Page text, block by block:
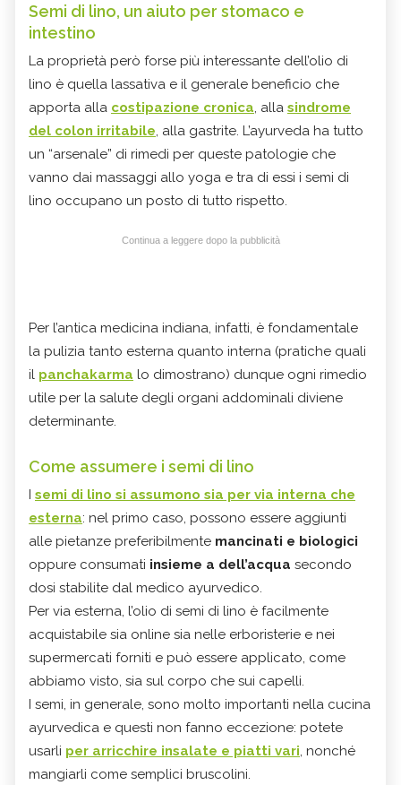
Semi di lino, un aiuto per stomaco e
intestino
La proprietà però forse più interessante dell’olio di
lino è quella lassativa e il generale beneficio che
apporta alla costipazione cronica, alla sindrome
del colon irritabile, alla gastrite. L’ayurveda ha tutto
un “arsenale” di rimedi per queste patologie che
vanno dai massaggi allo yoga e tra di essi i semi di
lino occupano un posto di tutto rispetto.
Continua a leggere dopo la pubblicità
Per l’antica medicina indiana, infatti, è fondamentale
la pulizia tanto esterna quanto interna (pratiche quali
il panchakarma lo dimostrano) dunque ogni rimedio
utile per la salute degli organi addominali diviene
determinante.
Come assumere i semi di lino
I semi di lino si assumono sia per via interna che
esterna: nel primo caso, possono essere aggiunti
alle pietanze preferibilmente mancinati e biologici
oppure consumati insieme a dell’acqua secondo
dosi stabilite dal medico ayurvedico.
Per via esterna, l’olio di semi di lino è facilmente
acquistabile sia online sia nelle erboristerie e nei
supermercati forniti e può essere applicato, come
abbiamo visto, sia sul corpo che sui capelli.
I semi, in generale, sono molto importanti nella cucina
ayurvedica e questi non fanno eccezione: potete
usarli per arricchire insalate e piatti vari, nonché
mangiarli come semplici bruscolini.